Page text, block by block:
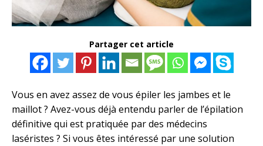
Partager cet article
Vous en avez assez de vous épiler les jambes et le
maillot ? Avez-vous déjà entendu parler de l’épilation
définitive qui est pratiquée par des médecins
laséristes ? Si vous êtes intéressé par une solution